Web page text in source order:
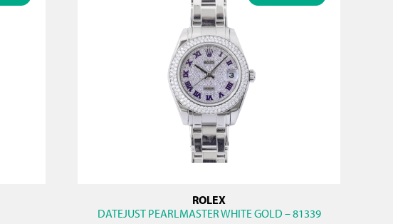
ROLEX
DATEJUST PEARLMASTER WHITE GOLD – 81339